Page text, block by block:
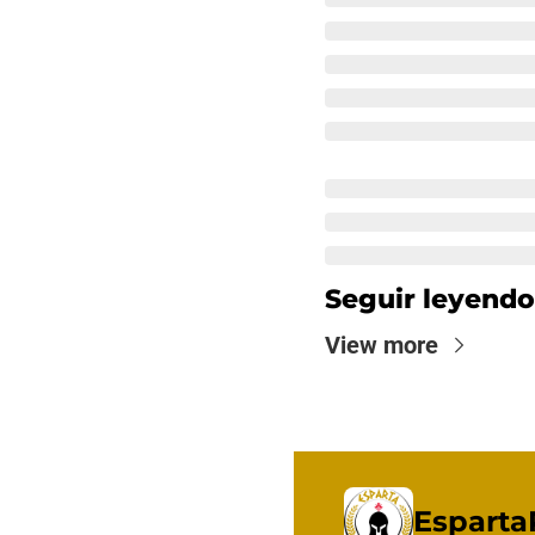
Seguir leyendo
View more